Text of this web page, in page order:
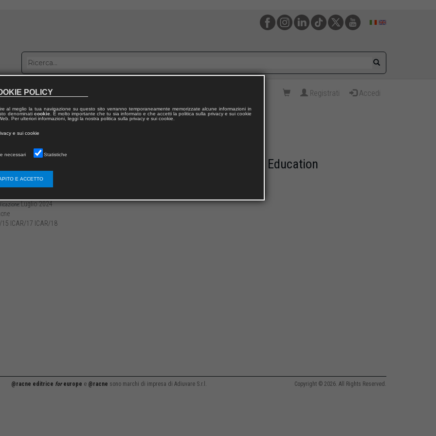
con noi Registrati Accedi
as Researchers: Creative Practice and University Education
Luglio 2024
15 ICAR/17 ICAR/18
@racne editrice foreurope e @racne sono marchi di impresa di Adiuvare S.r.l. Copyright © 2026. All Rights Reserved.
POLICY
al meglio la tua navigazione su questo sito verranno temporaneamente memorizzate alcune informazioni in
denominati cookie. È molto importante che tu sia informato e che accetti la politica sulla privacy e sui cookie
Per ulteriori informazioni, leggi la nostra politica sulla privacy e sui cookie.
e sui cookie
necessari Statistiche
E ACCETTO